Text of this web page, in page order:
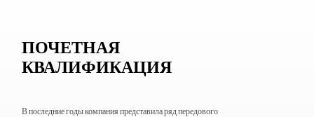
ПОЧЕТНАЯ
КВАЛИФИКАЦИЯ
В последние годы компания представила ряд передового